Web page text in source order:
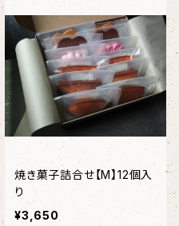
焼き菓子詰合せ【M】12個入
り
¥3,650